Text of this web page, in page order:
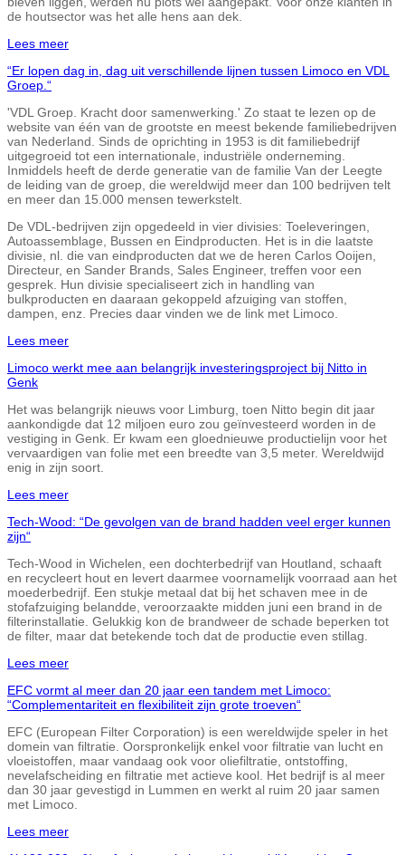
de houtsector was het alle hens aan dek.
Lees meer
“Er lopen dag in, dag uit verschillende lijnen tussen Limoco en VDL
Groep.“
'VDL Groep. Kracht door samenwerking.' Zo staat te lezen op de
website van één van de grootste en meest bekende familiebedrijven
van Nederland. Sinds de oprichting in 1953 is dit familiebedrijf
uitgegroeid tot een internationale, industriële onderneming.
Inmiddels heeft de derde generatie van de familie Van der Leegte
de leiding van de groep, die wereldwijd meer dan 100 bedrijven telt
en meer dan 15.000 mensen tewerkstelt.
De VDL-bedrijven zijn opgedeeld in vier divisies: Toeleveringen,
Autoassemblage, Bussen en Eindproducten. Het is in die laatste
divisie, nl. die van eindproducten dat we de heren Carlos Ooijen,
Directeur, en Sander Brands, Sales Engineer, treffen voor een
gesprek. Hun divisie specialiseert zich in handling van
bulkproducten en daaraan gekoppeld afzuiging van stoffen,
dampen, enz. Precies daar vinden we de link met Limoco.
Lees meer
Limoco werkt mee aan belangrijk investeringsproject bij Nitto in
Genk
Het was belangrijk nieuws voor Limburg, toen Nitto begin dit jaar
aankondigde dat 12 miljoen euro zou geïnvesteerd worden in de
vestiging in Genk. Er kwam een gloednieuwe productielijn voor het
vervaardigen van folie met een breedte van 3,5 meter. Wereldwijd
enig in zijn soort.
Lees meer
Tech-Wood: “De gevolgen van de brand hadden veel erger kunnen
zijn“
Tech-Wood in Wichelen, een dochterbedrijf van Houtland, schaaft
en recycleert hout en levert daarmee voornamelijk voorraad aan het
moederbedrijf. Een stukje metaal dat bij het schaven mee in de
stofafzuiging belandde, veroorzaakte midden juni een brand in de
filterinstallatie. Gelukkig kon de brandweer de schade beperken tot
de filter, maar dat betekende toch dat de productie even stillag.
Lees meer
EFC vormt al meer dan 20 jaar een tandem met Limoco:
“Complementariteit en flexibiliteit zijn grote troeven“
EFC (European Filter Corporation) is een wereldwijde speler in het
domein van filtratie. Oorspronkelijk enkel voor filtratie van lucht en
vloeistoffen, maar vandaag ook voor oliefiltratie, ontstoffing,
nevelafscheiding en filtratie met actieve kool. Het bedrijf is al meer
dan 30 jaar gevestigd in Lummen en werkt al ruim 20 jaar samen
met Limoco.
Lees meer